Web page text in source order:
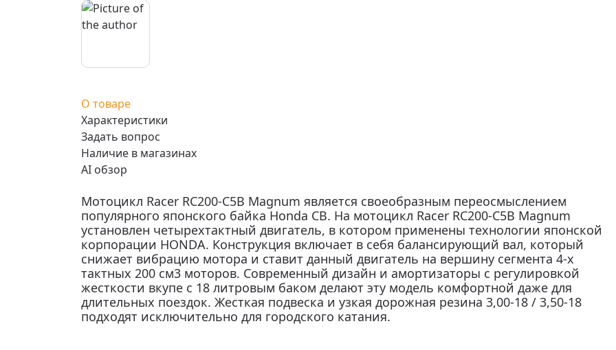
О товаре
Характеристики
Задать вопрос
Наличие в магазинах
AI обзор
Мотоцикл Racer RC200-C5B Magnum является своеобразным переосмыслением
популярного японского байка Honda CB. На мотоцикл Racer RC200-C5B Magnum
установлен четырехтактный двигатель, в котором применены технологии японской
корпорации HONDA. Конструкция включает в себя балансирующий вал, который
снижает вибрацию мотора и ставит данный двигатель на вершину сегмента 4-х
тактных 200 см3 моторов. Современный дизайн и амортизаторы с регулировкой
жесткости вкупе с 18 литровым баком делают эту модель комфортной даже для
длительных поездок. Жесткая подвеска и узкая дорожная резина 3,00-18 / 3,50-18
подходят исключительно для городского катания.